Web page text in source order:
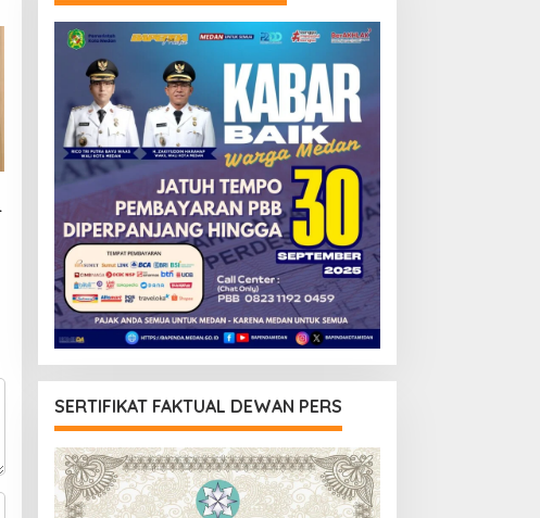
SERTIFIKAT FAKTUAL DEWAN PERS